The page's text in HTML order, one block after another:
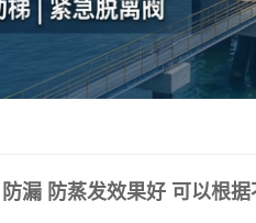
漏 防蒸发效果好 可以根